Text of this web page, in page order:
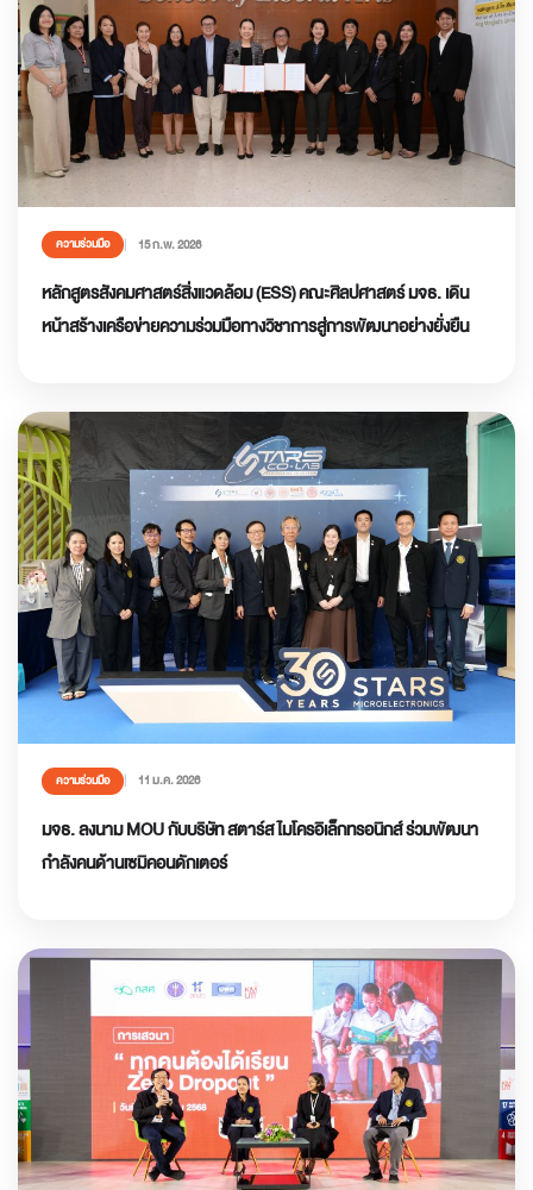
ความร่วมมือ 15 ก.พ. 2026
หลักสูตรสังคมศาสตร์สิ่งแวดล้อม (ESS) คณะศิลปศาสตร์ มจธ. เดิน
หน้าสร้างเครือข่ายความร่วมมือทางวิชาการสู่การพัฒนาอย่างยั่งยืน
ความร่วมมือ 11 ม.ค. 2026
มจธ. ลงนาม MOU กับบริษัท สตาร์ส ไมโครอิเล็กทรอนิกส์ ร่วมพัฒนา
กำลังคนด้านเซมิคอนดักเตอร์